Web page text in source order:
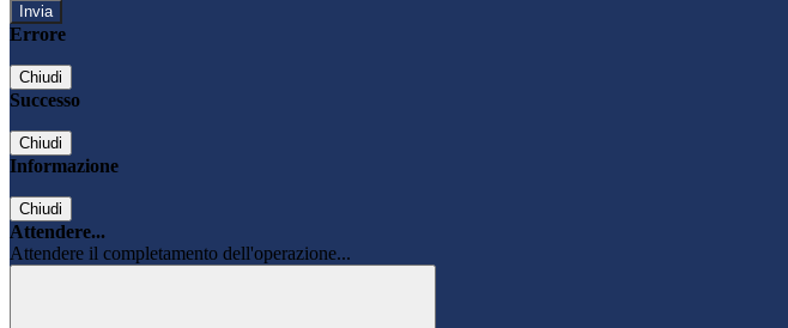
Errore
Chiudi
Successo
Chiudi
Informazione
Chiudi
Attendere...
Attendere il completamento dell'operazione...